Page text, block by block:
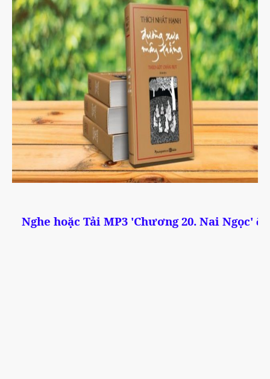
Nghe hoặc Tải MP3 'Chương 20. Nai Ngọc' ê